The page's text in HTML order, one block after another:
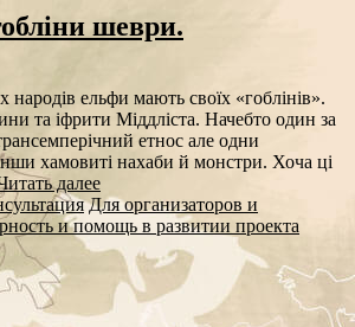
шеври.
ельфи мають своїх «гоблінів».
та іфрити Міддліста. Начебто один за
етнос але одни
хамовиті нахаби й монстри. Хоча ці
далее
Для организаторов и
и помощь в развитии проекта